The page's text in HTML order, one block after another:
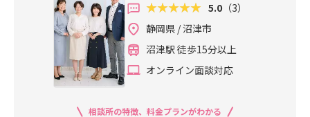
5.0 （3）
静岡県 / 沼津市
沼津駅 徒歩15分以上
オンライン面談対応
相談所の特徴、料金プランがわかる